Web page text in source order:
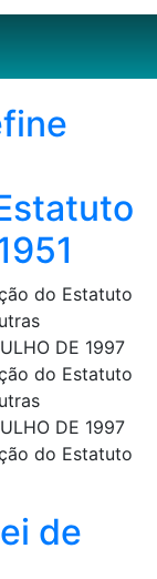
do Estatuto
DE 1997
do Estatuto
DE 1997
do Estatuto
de